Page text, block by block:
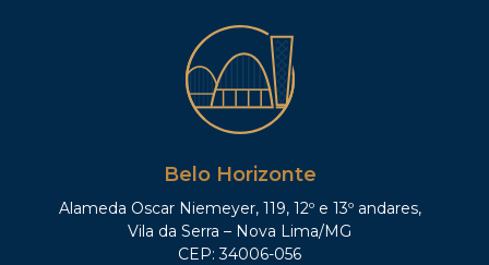
Belo Horizonte
Alameda Oscar Niemeyer, 119, 12º e 13º andares,
Vila da Serra – Nova Lima/MG
CEP: 34006-056